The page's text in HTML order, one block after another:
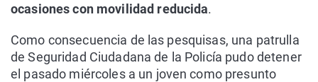
ocasiones con movilidad reducida.
Como consecuencia de las pesquisas, una patrulla
de Seguridad Ciudadana de la Policía pudo detener
el pasado miércoles a un joven como presunto